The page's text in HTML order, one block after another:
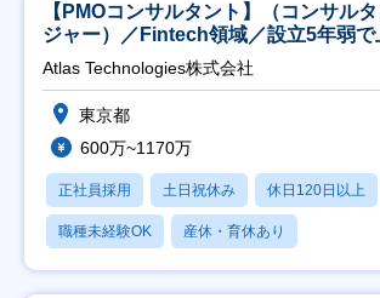
【PMOコンサルタント】（コンサル
ジャー）／Fintech領域／設立5年弱で
Atlas Technologies株式会社
東京都
600万~1170万
正社員採用 土日祝休み 休日120日以上
職種未経験OK 産休・育休あり